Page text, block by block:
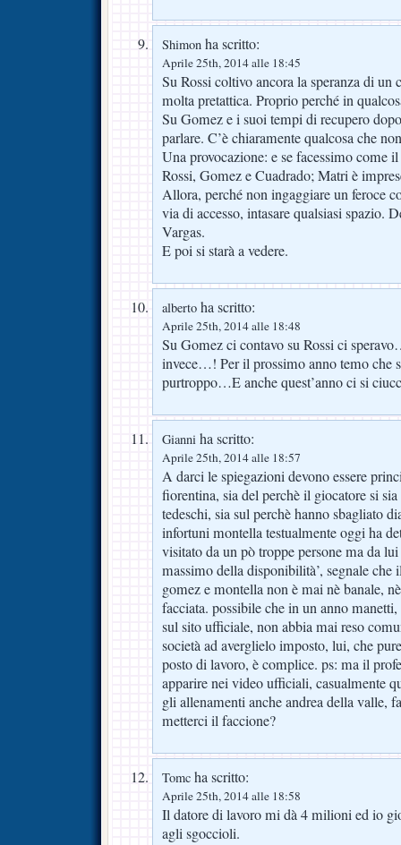
Shimon ha scritto:
Aprile 25th, 2014 alle 18:45
Su Rossi coltivo ancora la speranza di un
molta pretattica. Proprio perché in
Su Gomez e i suoi tempi di recupero
parlare. C’è chiaramente qualcosa che
Una provocazione: e se facessimo come
Rossi, Gomez e Cuadrado; Matri è
Allora, perché non ingaggiare un feroce
via di accesso, intasare qualsiasi spazio.
Vargas.
E poi si starà a vedere.
alberto ha scritto:
Aprile 25th, 2014 alle 18:48
Su Gomez ci contavo su Rossi ci
invece…! Per il prossimo anno temo che
purtroppo…E anche quest’anno ci si
Gianni ha scritto:
Aprile 25th, 2014 alle 18:57
A darci le spiegazioni devono essere
fiorentina, sia del perchè il giocatore si
tedeschi, sia sul perchè hanno sbagliato
infortuni montella testualmente oggi ha
visitato da un pò troppe persone ma da
massimo della disponibilità’, segnale che
gomez e montella non è mai nè banale,
facciata. possibile che in un anno
sul sito ufficiale, non abbia mai reso
società ad averglielo imposto, lui, che
posto di lavoro, è complice. ps: ma il
apparire nei video ufficiali, casualmente
gli allenamenti anche andrea della valle,
metterci il faccione?
Tomc ha scritto:
Aprile 25th, 2014 alle 18:58
Il datore di lavoro mi dà 4 milioni ed io
agli sgoccioli.